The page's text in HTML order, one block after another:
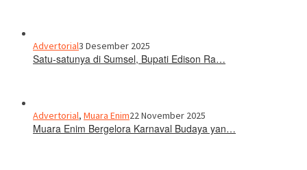
Advertorial3 Desember 2025
Satu-satunya di Sumsel, Bupati Edison Ra…
Advertorial, Muara Enim22 November 2025
Muara Enim Bergelora Karnaval Budaya yan…